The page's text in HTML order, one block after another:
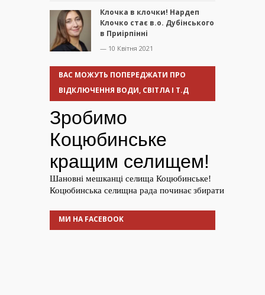
Клочка в клочки! Нардеп
Клочко стає в.о. Дубінського
в Приірпінні
— 10 Квітня 2021
ВАС МОЖУТЬ ПОПЕРЕДЖАТИ ПРО
ВІДКЛЮЧЕННЯ ВОДИ, СВІТЛА І Т.Д
МИ НА FACEBOOK